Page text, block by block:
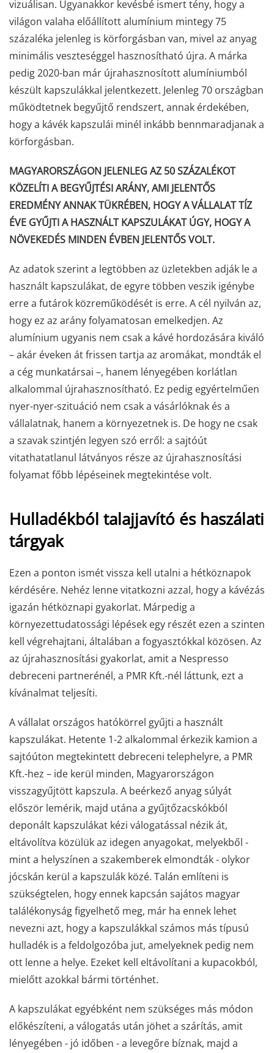
vizuálisan. Ugyanakkor kevésbé ismert tény, hogy a
világon valaha előállított alumínium mintegy 75
százaléka jelenleg is körforgásban van, mivel az anyag
minimális veszteséggel hasznosítható újra. A márka
pedig 2020-ban már újrahasznosított alumíniumból
készült kapszulákkal jelentkezett. Jelenleg 70 országban
működtetnek begyűjtő rendszert, annak érdekében,
hogy a kávék kapszulái minél inkább bennmaradjanak a
körforgásban.
MAGYARORSZÁGON JELENLEG AZ 50 SZÁZALÉKOT
KÖZELÍTI A BEGYŰJTÉSI ARÁNY, AMI JELENTŐS
EREDMÉNY ANNAK TÜKRÉBEN, HOGY A VÁLLALAT TÍZ
ÉVE GYŰJTI A HASZNÁLT KAPSZULÁKAT ÚGY, HOGY A
NÖVEKEDÉS MINDEN ÉVBEN JELENTŐS VOLT.
Az adatok szerint a legtöbben az üzletekben adják le a
használt kapszulákat, de egyre többen veszik igénybe
erre a futárok közreműködését is erre. A cél nyilván az,
hogy ez az arány folyamatosan emelkedjen. Az
alumínium ugyanis nem csak a kávé hordozására kiváló
– akár éveken át frissen tartja az aromákat, mondták el
a cég munkatársai –, hanem lényegében korlátlan
alkalommal újrahasznosítható. Ez pedig egyértelműen
nyer-nyer-szituáció nem csak a vásárlóknak és a
vállalatnak, hanem a környezetnek is. De hogy ne csak
a szavak szintjén legyen szó erről: a sajtóút
vitathatatlanul látványos része az újrahasznosítási
folyamat főbb lépéseinek megtekintése volt.
Hulladékból talajjavító és haszálati
tárgyak
Ezen a ponton ismét vissza kell utalni a hétköznapok
kérdésére. Nehéz lenne vitatkozni azzal, hogy a kávézás
igazán hétköznapi gyakorlat. Márpedig a
környezettudatossági lépések egy részét ezen a szinten
kell végrehajtani, általában a fogyasztókkal közösen. Az
az újrahasznosítási gyakorlat, amit a Nespresso
debreceni partnerénél, a PMR Kft.-nél láttunk, ezt a
kívánalmat teljesíti.
A vállalat országos hatókörrel gyűjti a használt
kapszulákat. Hetente 1-2 alkalommal érkezik kamion a
sajtóúton megtekintett debreceni telephelyre, a PMR
Kft.-hez – ide kerül minden, Magyarországon
visszagyűjtött kapszula. A beérkező anyag súlyát
először lemérik, majd utána a gyűjtőzacskókból
deponált kapszulákat kézi válogatással nézik át,
eltávolítva közülük az idegen anyagokat, melyekből -
mint a helyszínen a szakemberek elmondták - olykor
jócskán kerül a kapszulák közé. Talán említeni is
szükségtelen, hogy ennek kapcsán sajátos magyar
találékonyság figyelhető meg, már ha ennek lehet
nevezni azt, hogy a kapszulákkal számos más típusú
hulladék is a feldolgozóba jut, amelyeknek pedig nem
ott lenne a helye. Ezeket kell eltávolítani a kupacokból,
mielőtt azokkal bármi történhet.
A kapszulákat egyébként nem szükséges más módon
előkészíteni, a válogatás után jöhet a szárítás, amit
lényegében - jó időben - a levegőre bíznak, majd a